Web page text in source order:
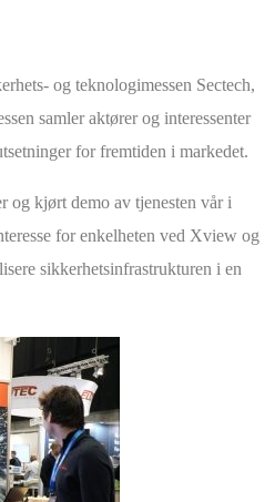
og teknologimessen Sectech,
samler aktører og interessenter
for fremtiden i markedet.
kjørt demo av tjenesten vår i
for enkelheten ved Xview og
sikkerhetsinfrastrukturen i en